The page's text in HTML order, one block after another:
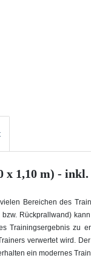
x 1,10 m) -
Bereichen des
Rückprallwand)
Trainingsergebnis zu
verwertet wird.
ein modernes